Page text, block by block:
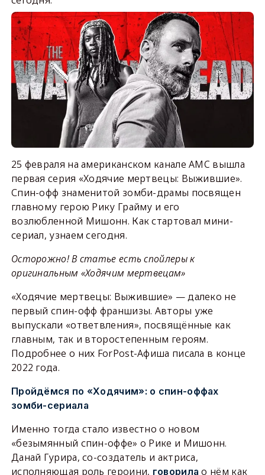
25 февраля на американском канале AMC вышла
первая серия «Ходячие мертвецы: Выжившие».
Спин-офф знаменитой зомби-драмы посвящен
главному герою Рику Грайму и его
возлюбленной Мишонн. Как стартовал мини-
сериал, узнаем сегодня.
Осторожно! В статье есть спойлеры к
оригинальным «Ходячим мертвецам»
«Ходячие мертвецы: Выжившие» — далеко не
первый спин-офф франшизы. Авторы уже
выпускали «ответвления», посвящённые как
главным, так и второстепенным героям.
Подробнее о них ForPost-Афиша писала в конце
2022 года.
Пройдёмся по «Ходячим»: о спин-оффах
зомби-сериала
Именно тогда стало известно о новом
«безымянный спин-оффе» о Рике и Мишонн.
Данай Гурира, со-создатель и актриса,
исполняющая роль героини, говорила о нём как